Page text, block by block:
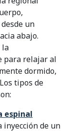
un
abajo.
la
para relajar al
dormido,
tipos de
espinal
inyección de un